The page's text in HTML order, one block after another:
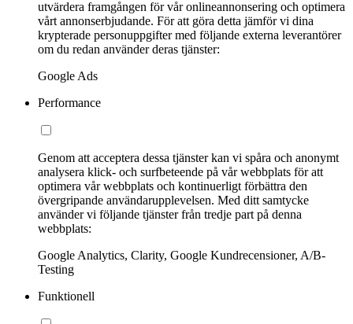
utvärdera framgången för vår onlineannonsering och optimera
vårt annonserbjudande. För att göra detta jämför vi dina
krypterade personuppgifter med följande externa leverantörer
om du redan använder deras tjänster:
Google Ads
Performance
Genom att acceptera dessa tjänster kan vi spåra och anonymt
analysera klick- och surfbeteende på vår webbplats för att
optimera vår webbplats och kontinuerligt förbättra den
övergripande användarupplevelsen. Med ditt samtycke
använder vi följande tjänster från tredje part på denna
webbplats:
Google Analytics, Clarity, Google Kundrecensioner, A/B-
Testing
Funktionell